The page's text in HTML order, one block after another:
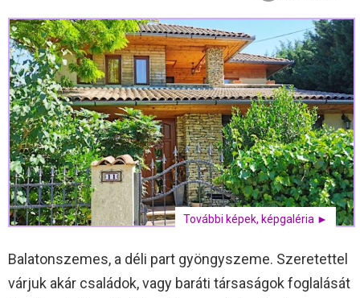
További képek, képgaléria ►
Balatonszemes, a déli part gyöngyszeme. Szeretettel
várjuk akár családok, vagy baráti társaságok foglalását